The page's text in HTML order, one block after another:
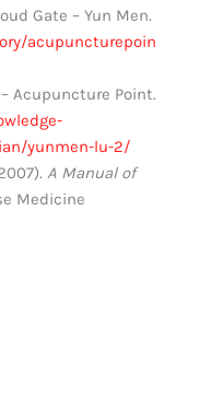
Gate – Yun Men.
acupuncturepoin
Acupuncture Point.
yunmen-lu-2/
A Manual of
Medicine